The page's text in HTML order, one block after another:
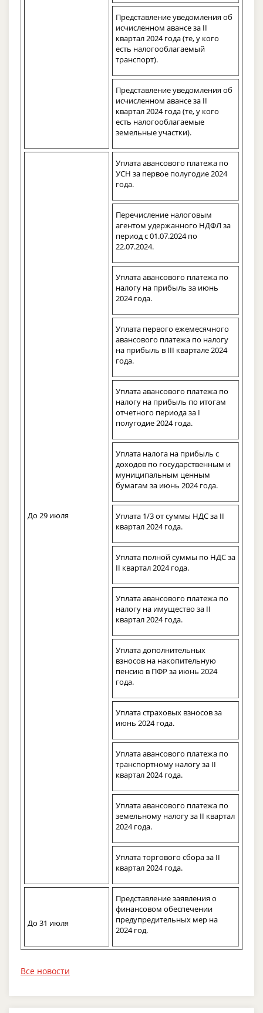
Представление уведомления об
исчисленном авансе за II
квартал 2024 года (те, у кого
есть налогооблагаемый
транспорт).
Представление уведомления об
исчисленном авансе за II
квартал 2024 года (те, у кого
есть налогооблагаемые
земельные участки).
До 29 июля
Уплата авансового платежа по
УСН за первое полугодие 2024
года.
Перечисление налоговым
агентом удержанного НДФЛ за
период с 01.07.2024 по
22.07.2024.
Уплата авансового платежа по
налогу на прибыль за июнь
2024 года.
Уплата первого ежемесячного
авансового платежа по налогу
на прибыль в III квартале 2024
года.
Уплата авансового платежа по
налогу на прибыль по итогам
отчетного периода за I
полугодие 2024 года.
Уплата налога на прибыль с
доходов по государственным и
муниципальным ценным
бумагам за июнь 2024 года.
Уплата 1/3 от суммы НДС за II
квартал 2024 года.
Уплата полной суммы по НДС за
II квартал 2024 года.
Уплата авансового платежа по
налогу на имущество за II
квартал 2024 года.
Уплата дополнительных
взносов на накопительную
пенсию в ПФР за июнь 2024
года.
Уплата страховых взносов за
июнь 2024 года.
Уплата авансового платежа по
транспортному налогу за II
квартал 2024 года.
Уплата авансового платежа по
земельному налогу за II квартал
2024 года.
Уплата торгового сбора за II
квартал 2024 года.
До 31 июля
Представление заявления о
финансовом обеспечении
предупредительных мер на
2024 год.
Все новости